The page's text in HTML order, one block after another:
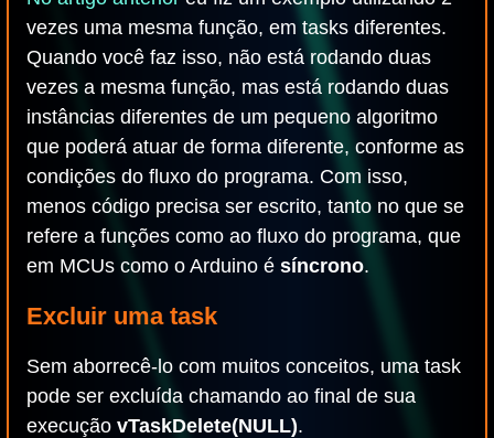
vezes uma mesma função, em tasks diferentes.
Quando você faz isso, não está rodando duas
vezes a mesma função, mas está rodando duas
instâncias diferentes de um pequeno algoritmo
que poderá atuar de forma diferente, conforme as
condições do fluxo do programa. Com isso,
menos código precisa ser escrito, tanto no que se
refere a funções como ao fluxo do programa, que
em MCUs como o Arduino é síncrono.
Excluir uma task
Sem aborrecê-lo com muitos conceitos, uma task
pode ser excluída chamando ao final de sua
execução vTaskDelete(NULL).